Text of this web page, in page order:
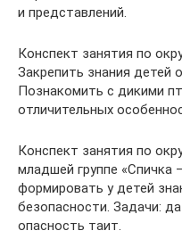
и представлений.
Конспект занятия по
Закрепить знания детей
Познакомить с дикими
отличительных
Конспект занятия по
младшей группе «Спичка
формировать у детей
безопасности. Задачи:
опасность таит.